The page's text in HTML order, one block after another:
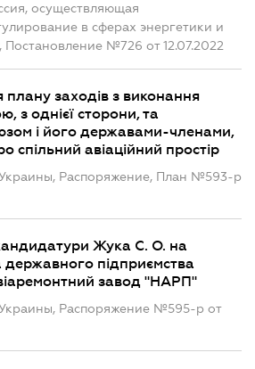
осуществляющая
в сферах энергетики и
Постановление №726 от 12.07.2022
заходів з виконання
з однієї сторони, та
і його державами-членами,
спільний авіаційний простір
Распоряжение, План №593-р
Жука С. О. на
підприємства
завод "НАРП"
Распоряжение №595-р от